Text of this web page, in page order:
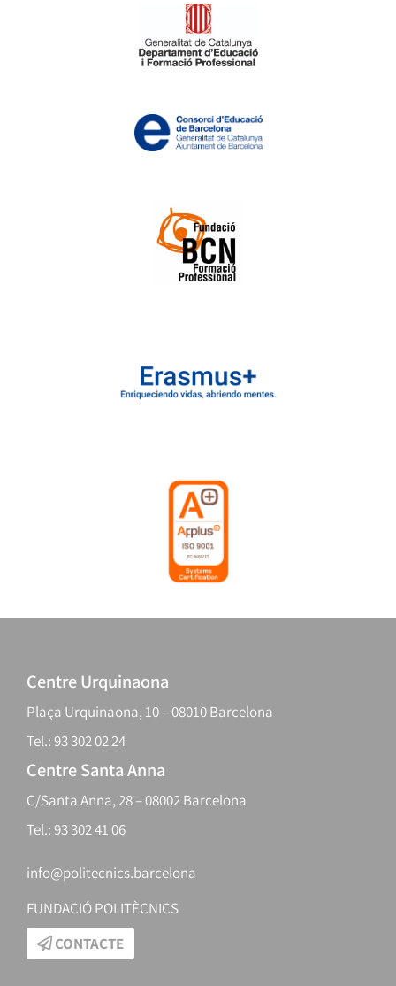
Centre Urquinaona
Plaça Urquinaona, 10 – 08010 Barcelona
Tel.: 93 302 02 24
Centre Santa Anna
C/Santa Anna, 28 – 08002 Barcelona
Tel.: 93 302 41 06
info@politecnics.barcelona
FUNDACIÓ POLITÈCNICS
CONTACTE